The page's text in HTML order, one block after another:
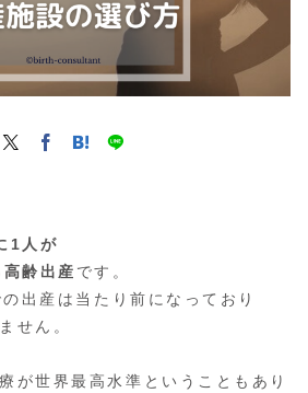
1人が
齢出産 です。
出産は当たり前になっており
せん。
が世界最高水準ということもあり